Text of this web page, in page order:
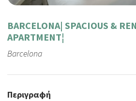
BARCELONA| SPACIOUS &
APARTMENT¦
Barcelona
Περιγραφή